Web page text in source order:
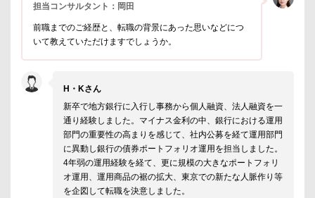
担当コンサルタント：岡田
前職までのご経歴と、転職の背景にあった思いなどにつ
いて教えていただけますでしょうか。
H・Kさん
新卒で地方銀行に入行し事務から個人融資、法人融資を一
通り経験しました。マイナス金利の中、銀行における運用
部門の重要性の高まりを感じて、社内公募を経て運用部門
に異動し銀行の債券ポートフォリオ運用を担当しました。
4年弱の運用経験を経て、更に規模の大きなポートフォリ
オ運用、運用商品の裾の拡大、東京での新たな人脈作り等
を企図して転職を決意しました。